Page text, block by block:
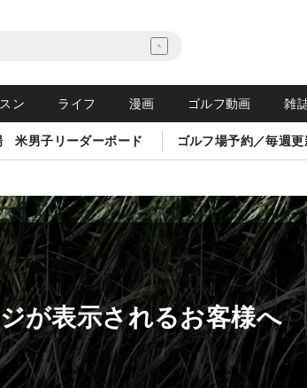
ン ライフ 漫画 ゴルフ動画 雑
米男子リーダーボード ゴルフ場予約／毎週
が表示されるお客様へ